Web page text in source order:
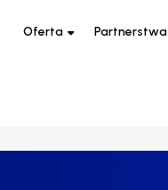
Oferta Partnerstwa